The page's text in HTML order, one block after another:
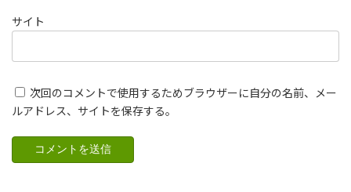
サイト
次回のコメントで使用するためブラウザーに自分の名前、メー
ルアドレス、サイトを保存する。